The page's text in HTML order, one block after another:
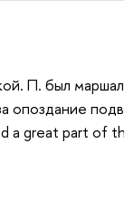
П. был
опоздание
a great part of